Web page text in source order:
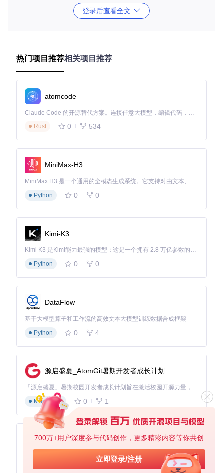
700万+用户深度参与代码创作，更多精彩内容等你共创
立即登录/注册
超出试用期或使用次数限制
检测到多账户在同一网络环境下使用
理解）
现代软件采用多维度设备识别技术来控制权限，这些机制就像
层层叠加的安全防线：
设备识别机制对比表
传统方法 现代方法
硬
识
依赖MAC
地址、硬盘
序列号
OS组合）
合
统
标
识
跨平台统一设备
ID生成算法
行
为
简单使用频
AI驱动的使用模
式分析
类似于通过走路
姿势和习惯动作
标
识
IP
网络环境指纹
就像通过家庭住
软件权限控制系统通常采用"识别-验证-限制"的三段式逻辑：
数据库比对，最后根据匹配结果授予或限制功能访问。当系统
判定同一设备超出使用许可时，就会触发权限拦截。
[快速修复]：3分钟解决权限限制（新手级）
快速修复方案适用于临时解决权限问题，操作简单且风险较
低，适合大多数普通用户。整个过程预计耗时3-5分钟，主要
通过重置设备标识符和清理配置缓存来实现。
Windows系统快速修复
风险提示：请确保已保存所有工作，关闭目标软件及相关进
登录后查看全文
热门项目推荐相关项目推荐
atomcode
Claude Code 的开源替代方案。连接任意大模型，编辑代码，运行命令，自动验证 — 全自动执行。用 Rust 构建，极致性能。 ｜ An open-source alternative to Claude Code. Connect any LLM, edit code, run commands, and verify changes — autonomously. Built in Rust for speed. Get Started
Rust
0 534
MiniMax-H3
MiniMax H3 是一个通用的全模态生成系统。它支持对由文本、图像、视频和音频组成的多模态上下文进行统一理解，并能生成分辨率高达 2K、时长可达 15 秒的带原生立体声音频的视频。得益于面向任务泛化的系统设计，H3 在预训练阶段就已具备广泛的多模态上下文理解与生成能力，能够出色地执行复杂的多模态指令。
Python
0 0
Kimi-K3
Kimi K3 是Kimi能力最强的模型：这是一个拥有 2.8 万亿参数的混合专家（MoE）模型，具备原生视觉理解能力，并支持 100 万 token 的上下文窗口。
Python
0 0
DataFlow
基于大模型算子和工作流的高效文本大模型训练数据合成框架
Python
0 4
源启盛夏_AtomGit暑期开发者成长计划
「源启盛夏」暑期校园开发者成长计划旨在激活校园开源力量，通过积分激励、认证扶持、资源倾斜等形式，引导高校组织和开发者完成「入驻 — 建项目 — 做贡献 — 获认证 — 得资源」的完整闭环。无论你是想带领社团入驻平台的组织者，还是希望用代码贡献证明自己的开发者，都能在这里找到属于你的成长路径。
Markdown
0 1
py-xiaozhi
基于Python的Xiaozhi AI，适用于想要完整Xiaozhi体验而无需拥有专用硬件的用户。
Python
0 1